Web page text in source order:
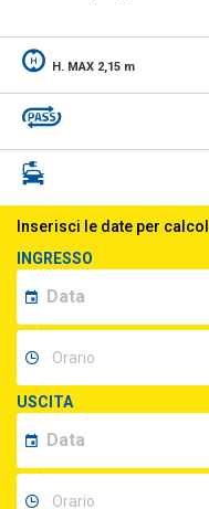
H. MAX 2,15 m
Inserisci le date per
INGRESSO
USCITA